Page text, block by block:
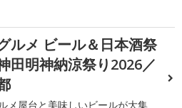
ルメ ビール＆日本酒祭
田明神納涼祭り2026／
メ屋台と美味しいビールが大集